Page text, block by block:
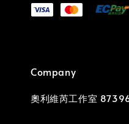
Company
奧利維芮工作室